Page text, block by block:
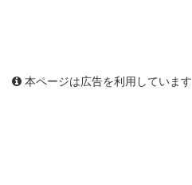
本ページは広告を利用しています